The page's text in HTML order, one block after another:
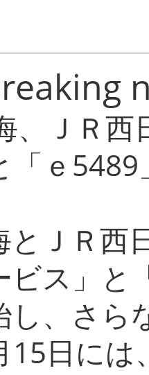
、ＪＲ
「ｅ
ＪＲ西
ビス」
し、さら
15日に